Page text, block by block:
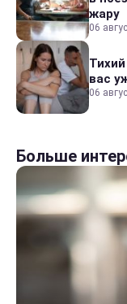
жару
06
вас
06
Больше